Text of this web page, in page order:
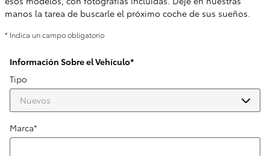
manos la tarea de buscarle el próximo coche de sus sueños.
* Indica un campo obligatorio
Información Sobre el Vehículo*
Tipo
Marca*